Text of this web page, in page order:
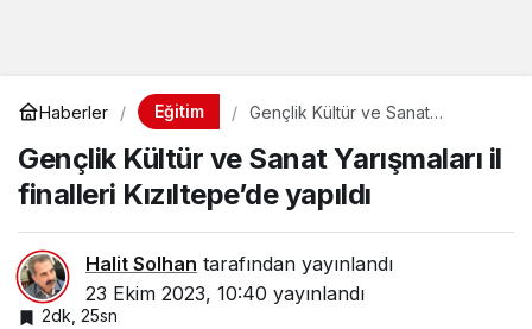
Haberler Eğitim
Gençlik Kültür ve Sanat
yapıldı
Gençlik Kültür ve Sanat Yarışmaları il
finalleri Kızıltepe’de yapıldı
Halit Solhan tarafından yayınlandı
23 Ekim 2023, 10:40 yayınlandı
2dk, 25sn